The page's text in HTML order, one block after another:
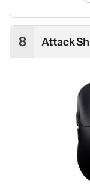
To model
konstrukcja
przełączniki
stosunek ceny
jakość
Hz mocno
są bardzo
8 Attack